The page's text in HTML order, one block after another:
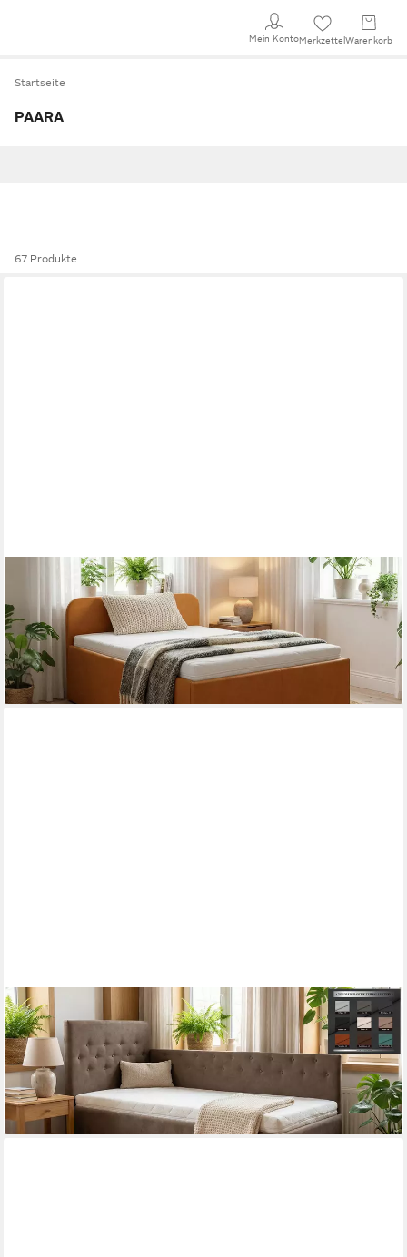
Mein KontoMerkzettel Warenkorb
Startseite
PAARA
67 Produkte
Polsterbett Senioren 504 mit Bettkasten Kopfteil verstellbar
(Lattenroste/n)
ab 883,00 €
lieferbar in 5 Wochen
PAARA
Polsterbett mit Bettkasten und Matratze inkl. Lattenrost mit
Kopfverstellung, Modell New York
ab 1.031,00 €
lieferbar in 5 Wochen